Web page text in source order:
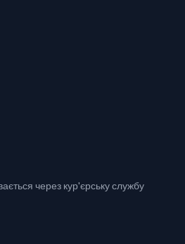
через кур'єрську службу